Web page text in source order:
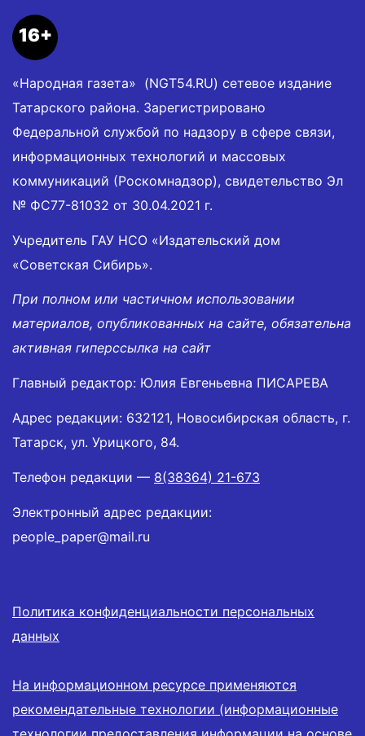
16+
«Народная газета» (NGT54.RU) сетевое издание
Татарского района. Зарегистрировано
Федеральной службой по надзору в сфере связи,
информационных технологий и массовых
коммуникаций (Роскомнадзор), свидетельство Эл
№ ФС77-81032 от 30.04.2021 г.
Учредитель ГАУ НСО «Издательский дом
«Советская Сибирь».
При полном или частичном использовании
материалов, опубликованных на сайте, обязательна
активная гиперссылка на сайт
Главный редактор: Юлия Евгеньевна ПИСАРЕВА
Адрес редакции: 632121, Новосибирская область, г.
Татарск, ул. Урицкого, 84.
Телефон редакции — 8(38364) 21-673
Электронный адрес редакции:
people_paper@mail.ru
Политика конфиденциальности персональных
данных
На информационном ресурсе применяются
рекомендательные технологии (информационные